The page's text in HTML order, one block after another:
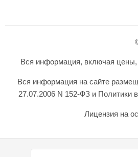
Вся информация, включая цены,
Вся информация на сайте
27.07.2006 N 152-ФЗ и
Лицензия на